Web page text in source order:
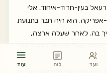
בעין-חרוד-איחוד. אלי
אפריקה. הוא היה חבר בתנועת
בה. לאחר שעלה ארצה,
שאלי הפסיק ללמוד עזר
תחומי המדע והטכניקה
ועד לוח עוד